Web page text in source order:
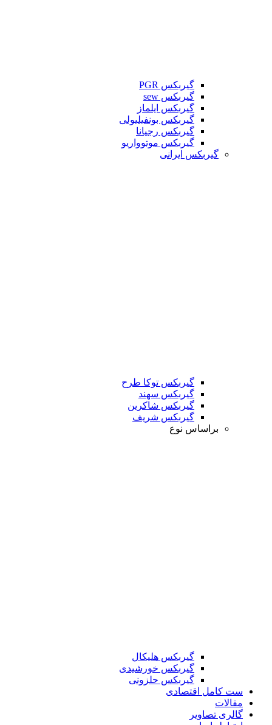
گیربکس PGR
گیربکس sew
گیربکس ایلماز
گیربکس بونفیلیولی
گیربکس رجیانا
گیربکس موتوواریو
گیربکس ایرانی
گیربکس توکا طرح
گیربکس سهند
گیربکس شاکرین
گیربکس شریف
براساس نوع
گیربکس هلیکال
گیربکس خورشیدی
گیربکس حلزونی
ست کامل اقتصادی
مقالات
گالری تصاویر